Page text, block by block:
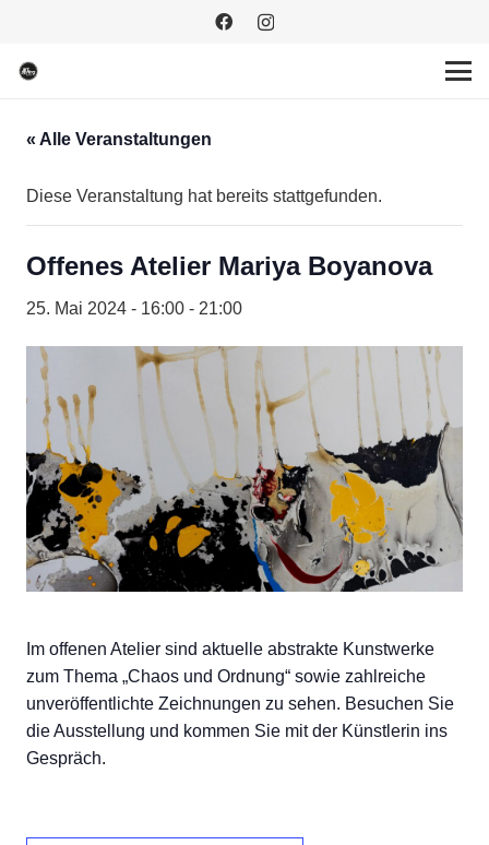
« Alle Veranstaltungen
Diese Veranstaltung hat bereits stattgefunden.
Offenes Atelier Mariya Boyanova
25. Mai 2024 - 16:00 - 21:00
Im offenen Atelier sind aktuelle abstrakte Kunstwerke
zum Thema „Chaos und Ordnung“ sowie zahlreiche
unveröffentlichte Zeichnungen zu sehen. Besuchen Sie
die Ausstellung und kommen Sie mit der Künstlerin ins
Gespräch.